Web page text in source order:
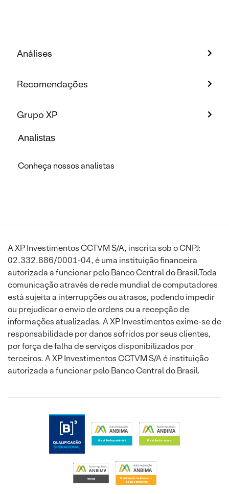
Análises
Recomendações
Grupo XP
Analistas
Conheça nossos analistas
A XP Investimentos CCTVM S/A, inscrita sob o CNPJ:
02.332.886/0001-04, é uma instituição financeira
autorizada a funcionar pelo Banco Central do Brasil.Toda
comunicação através de rede mundial de computadores
está sujeita a interrupções ou atrasos, podendo impedir
ou prejudicar o envio de ordens ou a recepção de
informações atualizadas. A XP Investimentos exime-se de
responsabilidade por danos sofridos por seus clientes,
por força de falha de serviços disponibilizados por
terceiros. A XP Investimentos CCTVM S/A é instituição
autorizada a funcionar pelo Banco Central do Brasil.